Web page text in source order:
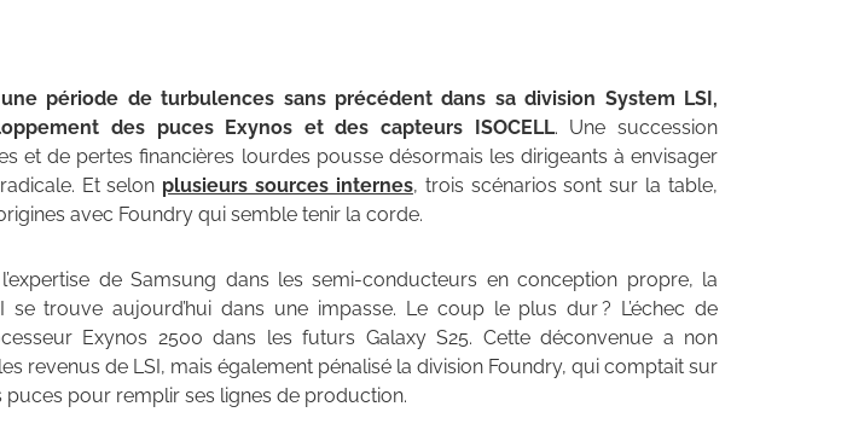
une période de turbulences sans précédent dans sa division System LSI,
des puces Exynos et des capteurs ISOCELL. Une succession
et de pertes financières lourdes pousse désormais les dirigeants à envisager
Et selon plusieurs sources internes, trois scénarios sont sur la table,
avec Foundry qui semble tenir la corde.
de Samsung dans les semi-conducteurs en conception propre, la
se trouve aujourd’hui dans une impasse. Le coup le plus dur ? L’échec de
Exynos 2500 dans les futurs Galaxy S25. Cette déconvenue a non
revenus de LSI, mais également pénalisé la division Foundry, qui comptait sur
puces pour remplir ses lignes de production.